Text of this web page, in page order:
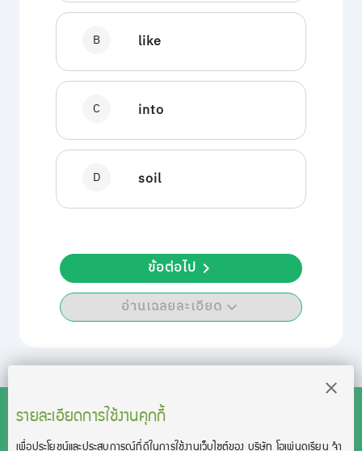
B like
C into
D soil
อ่านเฉลยละเอียด
ข้อต่อไป
รายละเอียดการใช้งานคุกกี้
เพื่อประโยชน์และประสบการณ์ที่ดีในการใช้งานเว็บไซต์ของ บริษัท โอเพ่นดูเรียน จํา